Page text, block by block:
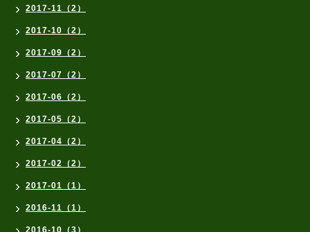
2017-11（2）
2017-10（2）
2017-09（2）
2017-07（2）
2017-06（2）
2017-05（2）
2017-04（2）
2017-02（2）
2017-01（1）
2016-11（1）
2016-10（3）